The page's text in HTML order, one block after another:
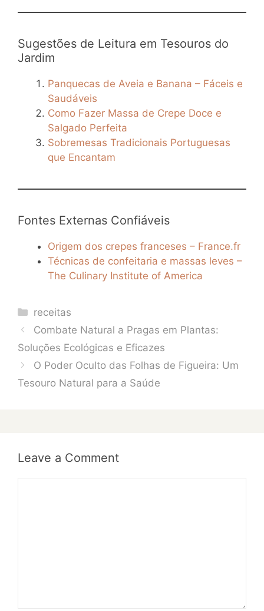
Sugestões de Leitura em Tesouros do
Jardim
Panquecas de Aveia e Banana – Fáceis e
Saudáveis
Como Fazer Massa de Crepe Doce e
Salgado Perfeita
Sobremesas Tradicionais Portuguesas
que Encantam
Fontes Externas Confiáveis
Origem dos crepes franceses – France.fr
Técnicas de confeitaria e massas leves –
The Culinary Institute of America
Categories
receitas
Combate Natural a Pragas em Plantas:
Soluções Ecológicas e Eficazes
O Poder Oculto das Folhas de Figueira: Um
Tesouro Natural para a Saúde
Leave a Comment